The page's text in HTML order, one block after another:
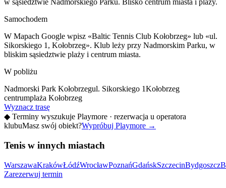
w sąsiedztwie Nadmorskiego Parku. Blisko centrum miasta i plaży.
Samochodem
W Mapach Google wpisz «Baltic Tennis Club Kołobrzeg» lub «ul.
Sikorskiego 1, Kołobrzeg». Klub leży przy Nadmorskim Parku, w
bliskim sąsiedztwie plaży i centrum miasta.
W pobliżu
Nadmorski Park Kołobrzegul. Sikorskiego 1Kołobrzeg
centrumplaża Kołobrzeg
Wyznacz trasę
◆ Terminy wyszukuje Playmore · rezerwacja u operatora
klubuMasz swój obiekt?Wypróbuj Playmore →
Tenis w innych miastach
WarszawaKrakówŁódźWrocławPoznańGdańskSzczecinBydgoszcz
Zarezerwuj termin